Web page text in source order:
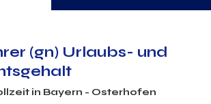
(gn) Urlaubs- und
in Bayern - Osterhofen